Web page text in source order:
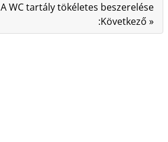
A WC tartály tökéletes beszerelése
:Következő »